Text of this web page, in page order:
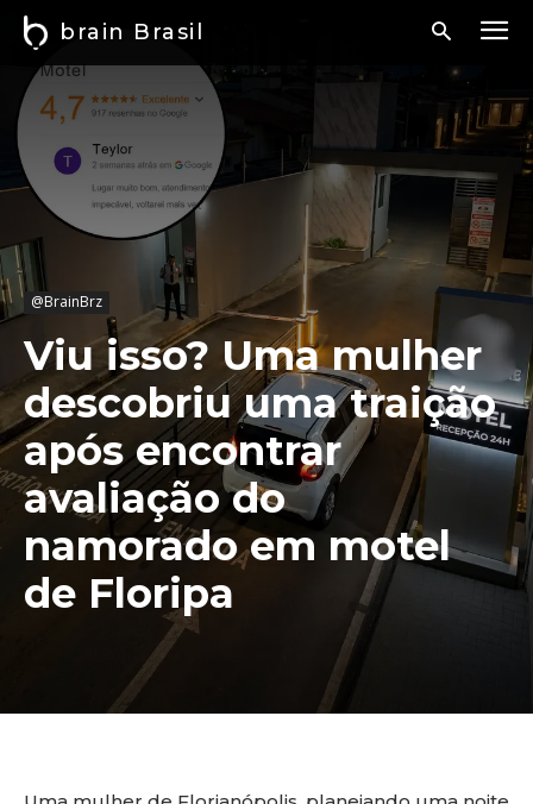
brain Brasil
@BrainBrz
Viu isso? Uma mulher
descobriu uma traição
após encontrar
avaliação do
namorado em motel
de Floripa